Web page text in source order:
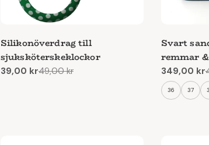
Silikonöverdrag till
sjuksköterskeklockor
Reapris
39,00 kr
Ordinarie49,00 kr
Svart
remmar
Reapris
349,00 kr
Ordinarie
pris
36 37